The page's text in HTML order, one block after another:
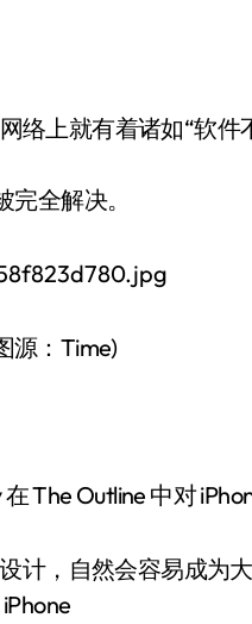
络上就有着诸如“软件
全解决。
源：Time)
The Outline 中对
计，自然会容易成为